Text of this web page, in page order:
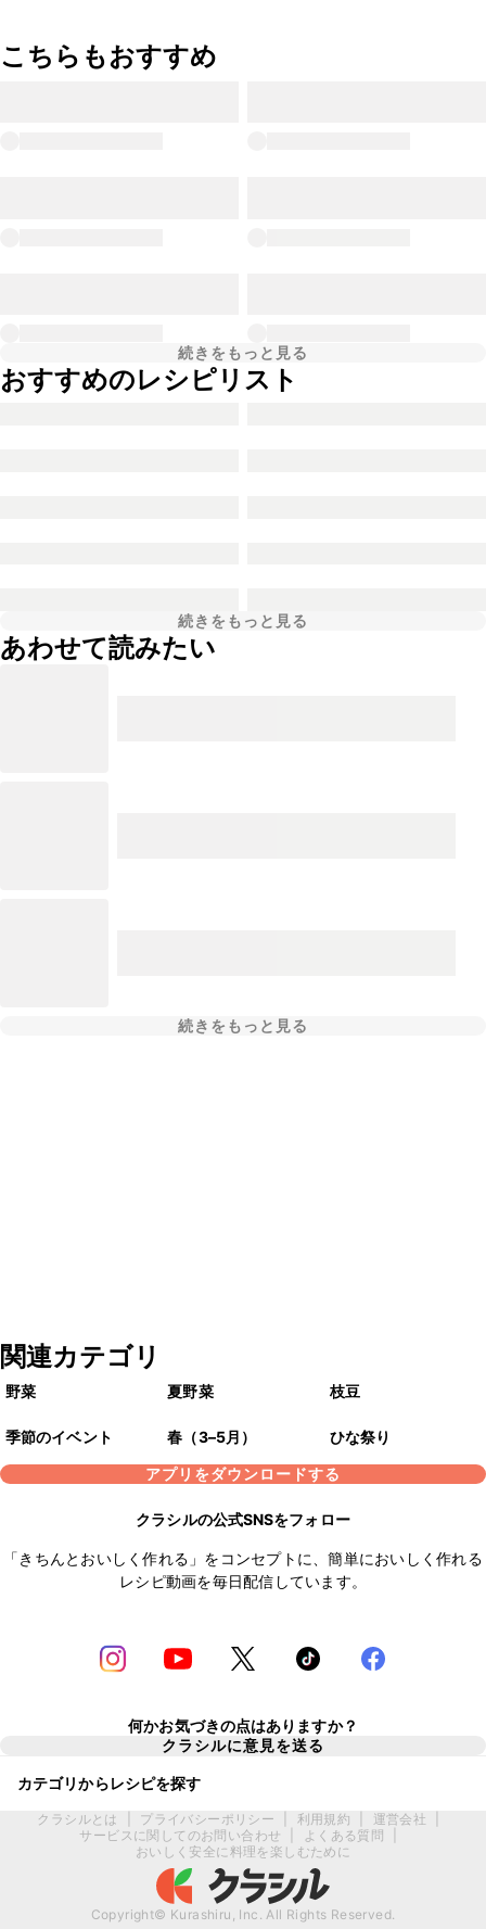
こちらもおすすめ
続きをもっと見る
おすすめのレシピリスト
続きをもっと見る
あわせて読みたい
続きをもっと見る
関連カテゴリ
野菜 夏野菜 枝豆
季節のイベント 春（3–5月）
ひな祭り
アプリをダウンロードする
クラシルの公式SNSをフォロー
「きちんとおいしく作れる」をコンセプトに、簡単においしく作れる
レシピ動画を毎日配信しています。
何かお気づきの点はありますか？
クラシルに意見を送る
カテゴリからレシピを探す
クラシルとは プライバシーポリシー 利用規約 運営会社
サービスに関してのお問い合わせ
よくある質問
おいしく安全に料理を楽しむために
Copyright© Kurashiru, Inc. All Rights Reserved.